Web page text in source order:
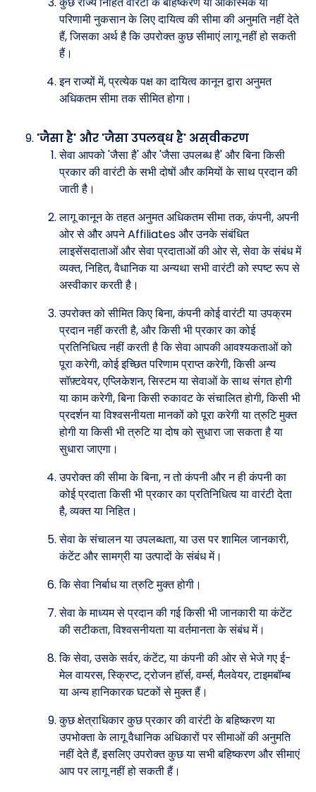
परिणामी नुकसान के लिए दायित्व की सीमा की अनुमति नहीं देते
हैं, जिसका अर्थ है कि उपरोक्त कुछ सीमाएं लागू नहीं हो सकती
हैं।
इन राज्यों में, प्रत्येक पक्ष का दायित्व कानून द्वारा अनुमत
अधिकतम सीमा तक सीमित होगा।
'जैसा है' और 'जैसा उपलब्ध है' अस्वीकरण
सेवा आपको 'जैसा है' और 'जैसा उपलब्ध है' और बिना किसी
प्रकार की वारंटी के सभी दोषों और कमियों के साथ प्रदान की
जाती है।
लागू कानून के तहत अनुमत अधिकतम सीमा तक, कंपनी, अपनी
ओर से और अपने Affiliates और उनके संबंधित
लाइसेंसदाताओं और सेवा प्रदाताओं की ओर से, सेवा के संबंध में
व्यक्त, निहित, वैधानिक या अन्यथा सभी वारंटी को स्पष्ट रूप से
अस्वीकार करती है।
उपरोक्त को सीमित किए बिना, कंपनी कोई वारंटी या उपक्रम
प्रदान नहीं करती है, और किसी भी प्रकार का कोई
प्रतिनिधित्व नहीं करती है कि सेवा आपकी आवश्यकताओं को
पूरा करेगी, कोई इच्छित परिणाम प्राप्त करेगी, किसी अन्य
सॉफ़्टवेयर, एप्लिकेशन, सिस्टम या सेवाओं के साथ संगत होगी
या काम करेगी, बिना किसी रुकावट के संचालित होगी, किसी भी
प्रदर्शन या विश्वसनीयता मानकों को पूरा करेगी या त्रुटि मुक्त
होगी या किसी भी त्रुटि या दोष को सुधारा जा सकता है या
सुधारा जाएगा।
उपरोक्त की सीमा के बिना, न तो कंपनी और न ही कंपनी का
कोई प्रदाता किसी भी प्रकार का प्रतिनिधित्व या वारंटी देता
है, व्यक्त या निहित।
सेवा के संचालन या उपलब्धता, या उस पर शामिल जानकारी,
कंटेंट और सामग्री या उत्पादों के संबंध में।
कि सेवा निर्बाध या त्रुटि मुक्त होगी।
सेवा के माध्यम से प्रदान की गई किसी भी जानकारी या कंटेंट
की सटीकता, विश्वसनीयता या वर्तमानता के संबंध में।
कि सेवा, उसके सर्वर, कंटेंट, या कंपनी की ओर से भेजे गए ई-
मेल वायरस, स्क्रिप्ट, ट्रोजन हॉर्स, वर्म्स, मैलवेयर, टाइमबॉम्ब
या अन्य हानिकारक घटकों से मुक्त हैं।
कुछ क्षेत्राधिकार कुछ प्रकार की वारंटी के बहिष्करण या
उपभोक्ता के लागू वैधानिक अधिकारों पर सीमाओं की अनुमति
नहीं देते हैं, इसलिए उपरोक्त कुछ या सभी बहिष्करण और सीमाएं
आप पर लागू नहीं हो सकती हैं।